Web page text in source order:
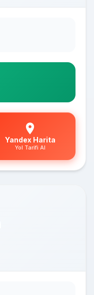
Yandex Harita
Yol Tarifi Al